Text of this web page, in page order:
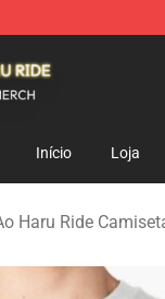
Início Loja
Haru Ride